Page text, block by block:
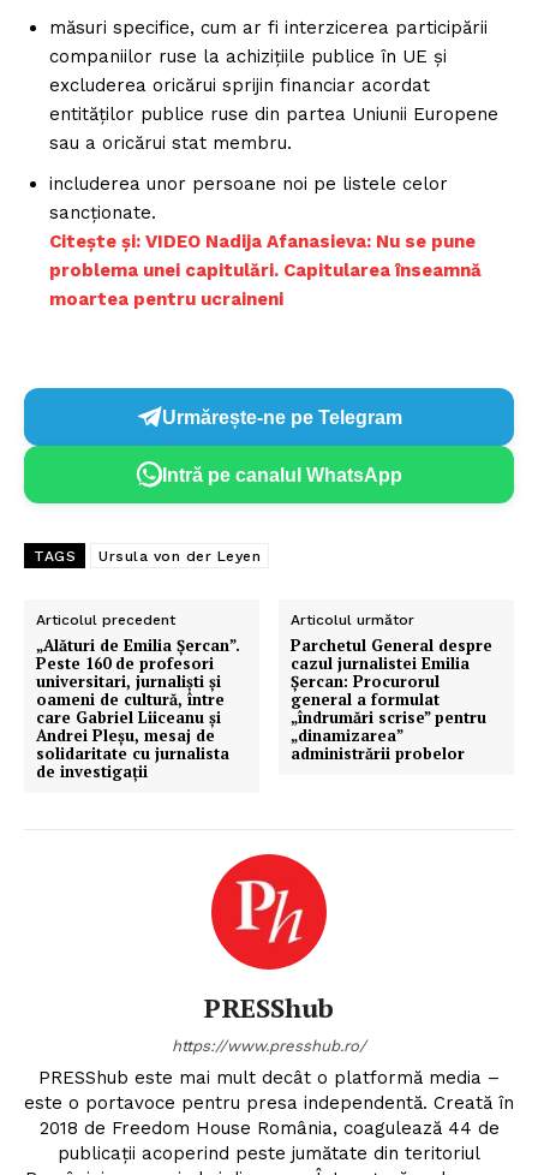
măsuri specifice, cum ar fi interzicerea participării
companiilor ruse la achizițiile publice în UE și
excluderea oricărui sprijin financiar acordat
entităților publice ruse din partea Uniunii Europene
sau a oricărui stat membru.
includerea unor persoane noi pe listele celor
sancționate.
Citește și: VIDEO Nadija Afanasieva: Nu se pune
problema unei capitulări. Capitularea înseamnă
moartea pentru ucraineni
Urmărește-ne pe Telegram
Intră pe canalul WhatsApp
TAGS Ursula von der Leyen
Articolul precedent
​„Alături de Emilia Șercan”.
Peste 160 de profesori
universitari, jurnaliști și
oameni de cultură, între
care Gabriel Liiceanu și
Andrei Pleșu, mesaj de
solidaritate cu jurnalista
de investigații
Articolul următor
​Parchetul General despre
cazul jurnalistei Emilia
Șercan: Procurorul
general a formulat
„îndrumări scrise” pentru
„dinamizarea”
administrării probelor
PRESShub
https://www.presshub.ro/
PRESShub este mai mult decât o platformă media –
este o portavoce pentru presa independentă. Creată în
2018 de Freedom House România, coagulează 44 de
publicații acoperind peste jumătate din teritoriul